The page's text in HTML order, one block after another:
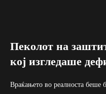
Пеколот на
кој изгледаше
Враќањето во реалноста